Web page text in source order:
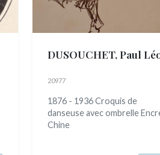
DUSOUCHET, Paul
20977
1876 - 1936 Croquis de
danseuse avec ombrelle
Chine